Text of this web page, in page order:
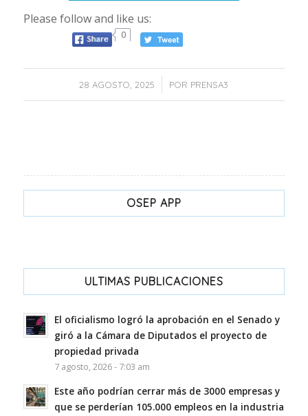
Please follow and like us:
0
28 AGOSTO, 2025
/ POR PRENSA3
OSEP APP
ULTIMAS PUBLICACIONES
El oficialismo logró la aprobación en el Senado y
giró a la Cámara de Diputados el proyecto de
propiedad privada
7 agosto, 2026 - 7:03 am
Este año podrían cerrar más de 3000 empresas y
que se perderían 105.000 empleos en la industria